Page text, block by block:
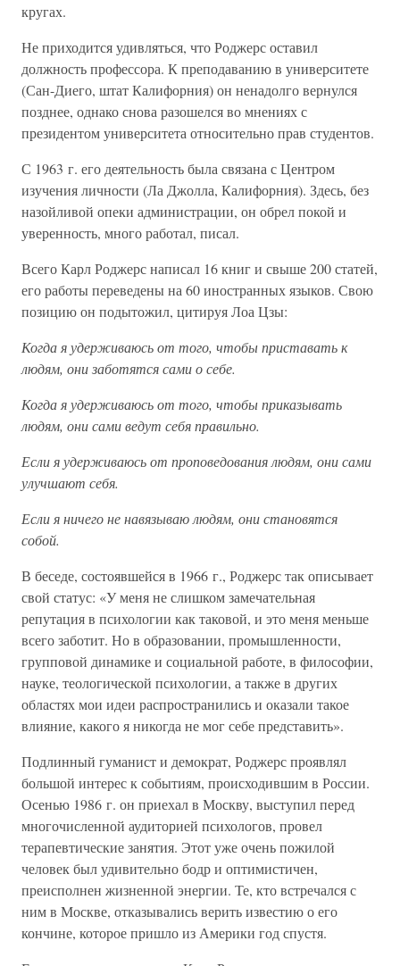
кругах.
Не приходится удивляться, что Роджерс оставил
должность профессора. К преподаванию в университете
(Сан-Диего, штат Калифорния) он ненадолго вернулся
позднее, однако снова разошелся во мнениях с
президентом университета относительно прав студентов.
С 1963 г. его деятельность была связана с Центром
изучения личности (Ла Джолла, Калифорния). Здесь, без
назойливой опеки администрации, он обрел покой и
уверенность, много работал, писал.
Всего Карл Роджерс написал 16 книг и свыше 200 статей,
его работы переведены на 60 иностранных языков. Свою
позицию он подытожил, цитируя Лоа Цзы:
Когда я удерживаюсь от того, чтобы приставать к
людям, они заботятся сами о себе.
Когда я удерживаюсь от того, чтобы приказывать
людям, они сами ведут себя правильно.
Если я удерживаюсь от проповедования людям, они сами
улучшают себя.
Если я ничего не навязываю людям, они становятся
собой.
В беседе, состоявшейся в 1966 г., Роджерс так описывает
свой статус: «У меня не слишком замечательная
репутация в психологии как таковой, и это меня меньше
всего заботит. Но в образовании, промышленности,
групповой динамике и социальной работе, в философии,
науке, теологической психологии, а также в других
областях мои идеи распространились и оказали такое
влияние, какого я никогда не мог себе представить».
Подлинный гуманист и демократ, Роджерс проявлял
большой интерес к событиям, происходившим в России.
Осенью 1986 г. он приехал в Москву, выступил перед
многочисленной аудиторией психологов, провел
терапевтические занятия. Этот уже очень пожилой
человек был удивительно бодр и оптимистичен,
преисполнен жизненной энергии. Те, кто встречался с
ним в Москве, отказывались верить известию о его
кончине, которое пришло из Америки год спустя.